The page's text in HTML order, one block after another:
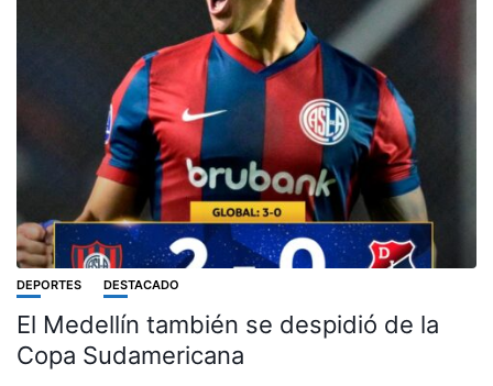
DEPORTES DESTACADO
El Medellín también se despidió de la
Copa Sudamericana